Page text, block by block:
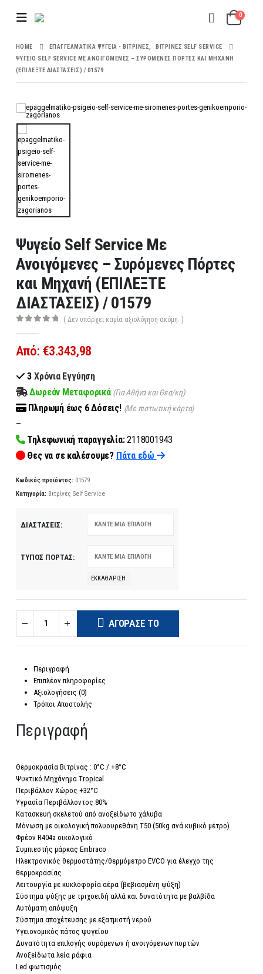
0
HOME ΕΠΑΓΓΕΛΜΑΤΙΚΆ ΨΥΓΕΊΑ - ΒΙΤΡΊΝΕΣ
ΒΙΤΡΊΝΕΣ SELF SERVICE
ΨΥΓΕΊΟ SELF SERVICE ΜΕ ΑΝΟΙΓΌΜΕΝΕΣ – ΣΥΡΌΜΕΝΕΣ ΠΌΡΤΕΣ ΚΑΙ ΜΗΧΑΝΉ
(ΕΠΙΛΕΞΤΕ ΔΙΑΣΤΑΣΕΙΣ) / 01579
Ψυγείο Self Service Με
Ανοιγόμενες – Συρόμενες Πόρτες
και Μηχανή (ΕΠΙΛΕΞΤΕ
ΔΙΑΣΤΑΣΕΙΣ) / 01579
( Δεν υπάρχει καμία αξιολόγηση ακόμη. )
Από: €3.343,98
3 Χρόνια Εγγύηση
Δωρεάν Μεταφορικά (Για Αθήνα και Θεσ/κη)
Πληρωμή έως 6Δόσεις! (Με πιστωτική κάρτα)
–
Τηλεφωνική παραγγελία:2118001943
Θες να σε καλέσουμε? Πάτα εδώ
Κωδικός προϊόντος: 01579
Κατηγορία: Βιτρίνες Self Service
ΔΙΑΣΤΆΣΕΙΣ
ΤΎΠΟΣ ΠΌΡΤΑΣ
ΕΚΚΑΘΆΡΙΣΗ
ΑΓΌΡΑΣΈ ΤΟ
Περιγραφή
Επιπλέον πληροφορίες
Αξιολογήσεις (0)
Τρόποι Αποστολής
Περιγραφή
Θερμοκρασία Βιτρίνας : 0°C / +8°C
Ψυκτικό Μηχάνημα Tropical
Περιβάλλον Χώρος +32°C
Υγρασία Περιβάλλοντος 80%
Κατασκευή σκελετού από ανοξείδωτο χάλυβα
Μόνωση με οικολογική πολυουρεθάνη Τ50 (50kg ανά κυβικό μέτρο)
Φρέον R404a οικολογικό
Συμπιεστής μάρκας Embraco
Ηλεκτρονικός θερμοστάτης/θερμόμετρο EVCO για έλεγχο της
θερμοκρασίας
Λειτουργία με κυκλοφορία αέρα (βεβιασμένη ψύξη)
Σύστημα ψύξης με τριχοειδή αλλά και δυνατότητα με βαλβίδα
Αυτόματη απόψυξη
Σύστημα αποχέτευσης με εξατμιστή νερού
Υγειονομικός πάτος ψυγείου
Δυνατότητα επιλογής συρόμενων ή ανοιγόμενων πορτών
Ανοξείδωτα λεία ράφια
Led φωτισμός